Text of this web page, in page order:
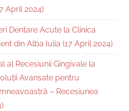
April 2024)
Dentare Acute la Clinica
din Alba Iulia (17 April 2024)
al Recesiunii Gingivale la
Avansate pentru
– Recesiunea